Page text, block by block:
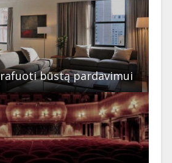
būstą pardavimui